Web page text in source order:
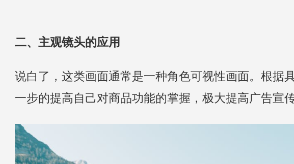
二、主观镜头的应用
说白了，这类画面通常是一种角色可视性画面。根据
一步的提高自己对商品功能的掌握，极大提高广告宣